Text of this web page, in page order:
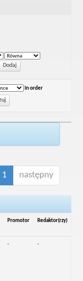
In order
1 następny
Promotor Redaktor(rzy)
- -